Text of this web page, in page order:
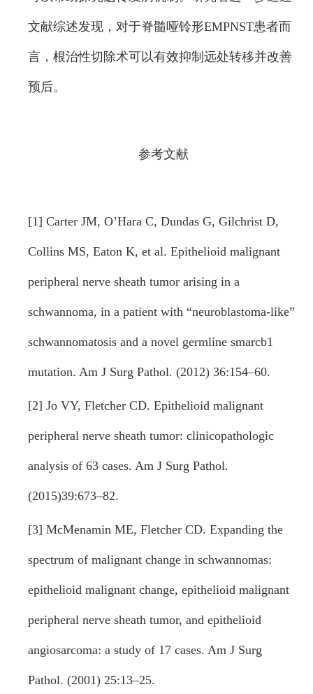
文献综述发现，对于脊髓哑铃形EMPNST患者而
言，根治性切除术可以有效抑制远处转移并改善
预后。
参考文献
[1] Carter JM, O’Hara C, Dundas G, Gilchrist D,
Collins MS, Eaton K, et al. Epithelioid malignant
peripheral nerve sheath tumor arising in a
schwannoma, in a patient with “neuroblastoma-like”
schwannomatosis and a novel germline smarcb1
mutation. Am J Surg Pathol. (2012) 36:154–60.
[2] Jo VY, Fletcher CD. Epithelioid malignant
peripheral nerve sheath tumor: clinicopathologic
analysis of 63 cases. Am J Surg Pathol.
(2015)39:673–82.
[3] McMenamin ME, Fletcher CD. Expanding the
spectrum of malignant change in schwannomas:
epithelioid malignant change, epithelioid malignant
peripheral nerve sheath tumor, and epithelioid
angiosarcoma: a study of 17 cases. Am J Surg
Pathol. (2001) 25:13–25.